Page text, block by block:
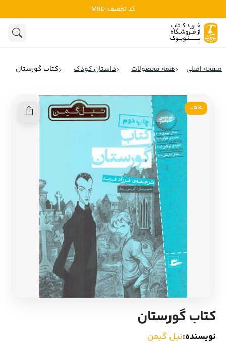
کد تخفیف: MRD
ادبیات
تاریخ و سیاست
کودک و نوجوان
ادبیات انگلیس
ادبیات فرانسه
ادبیات ایتالیا
ادبیات روسیه
ادبیات آمریکای لاتین
ادبیات آلمان
ادبیات ترکیه
ادبیات آسیا
سایر کشورهای اروپا
داستان کوتاه
شعر و متون کهن
صفحه اصلی همه محصولات داستان کودک کتاب گورستان
5٪-
کتاب گورستان
نویسنده:نیل گیمن